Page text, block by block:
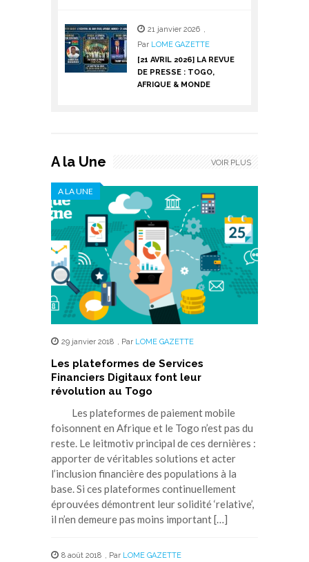
21 janvier 2026 ,
Par LOME GAZETTE
[21 AVRIL 2026] LA REVUE
DE PRESSE : TOGO,
AFRIQUE & MONDE
A la Une
A LA UNE
29 janvier 2018 , Par LOME GAZETTE
Les plateformes de Services
Financiers Digitaux font leur
révolution au Togo
Les plateformes de paiement mobile
foisonnent en Afrique et le Togo n’est pas du
reste. Le leitmotiv principal de ces dernières :
apporter de véritables solutions et acter
l’inclusion financière des populations à la
base. Si ces plateformes continuellement
éprouvées démontrent leur solidité ‘relative’,
il n’en demeure pas moins important […]
8 août 2018 , Par LOME GAZETTE
VOIR PLUS